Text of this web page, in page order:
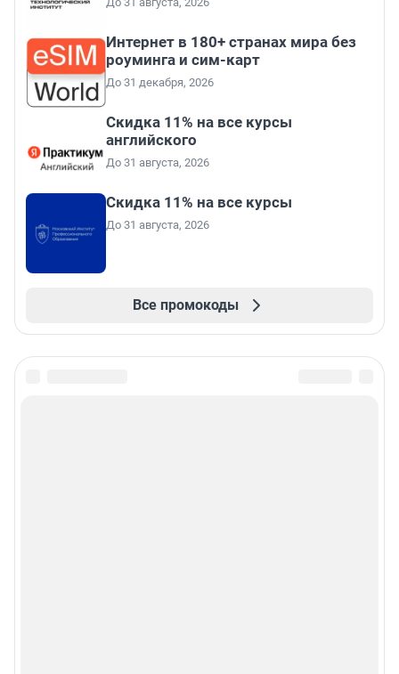
Интернет в 180+ странах мира без
роуминга и сим-карт
До 31 декабря, 2026
Скидка 11% на все курсы
английского
До 31 августа, 2026
Скидка 11% на все курсы
До 31 августа, 2026
Все промокоды